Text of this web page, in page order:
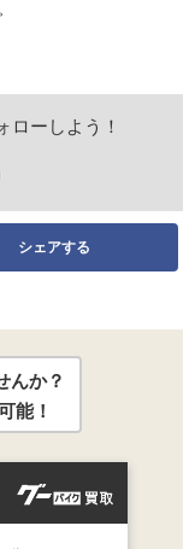
ローしよう！
シェアする
んか？
能！